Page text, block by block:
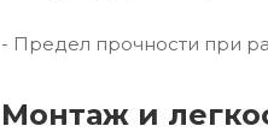
- Предел прочности при
Монтаж и